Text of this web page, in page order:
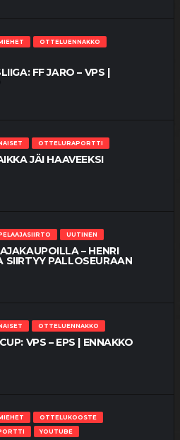
OTTELUENNAKKO
FF JARO – VPS |
OTTELURAPORTTI
JÄI HAAVEEKSI
UUTINEN
– HENRI
SIIRTYY PALLOSEURAAN
OTTELUENNAKKO
VPS – EPS | ENNAKKO
OTTELUKOOSTE
YOUTUBE